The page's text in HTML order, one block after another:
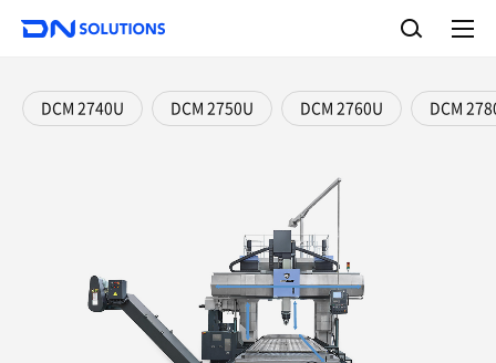
N
l
u
索
完
单
DCM 2740U
DCM 2750U DCM 2760U DCM